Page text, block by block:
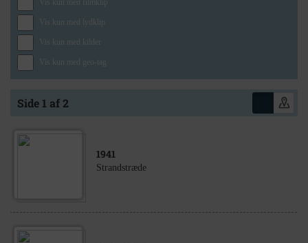
Vis kun med filmklip
Vis kun med lydklip
Vis kun med kilder
Vis kun med geo-tag
Side 1 af 2
1941
Strandstræde